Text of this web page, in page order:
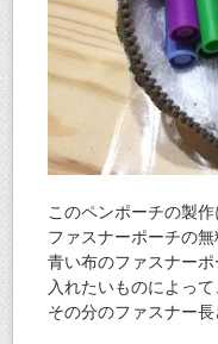
このペンポーチの製
ファスナーポーチの
青い布のファスナー
入れたいものによっ
その分のファスナー